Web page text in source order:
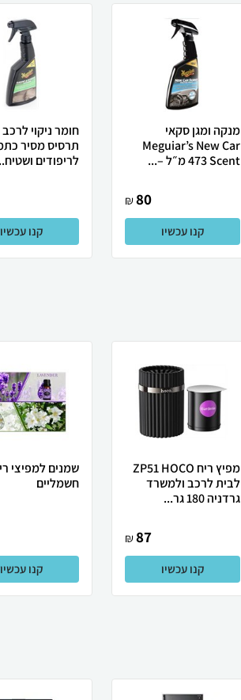
מנקה ומגן סקאי
Meguiar’s New Car
Scent ‏473 מ״ל –...
80
₪
קנו עכשיו
חומר ניקוי
תרסיס מסיר
לריפודים
קנו עכשיו
מפיץ ריח ZP51 HOCO
לבית לרכב ולמשרד
גרדניה 180 גר...
87
₪
קנו עכשיו
שמנים למפיצי
חשמליים
קנו עכשיו